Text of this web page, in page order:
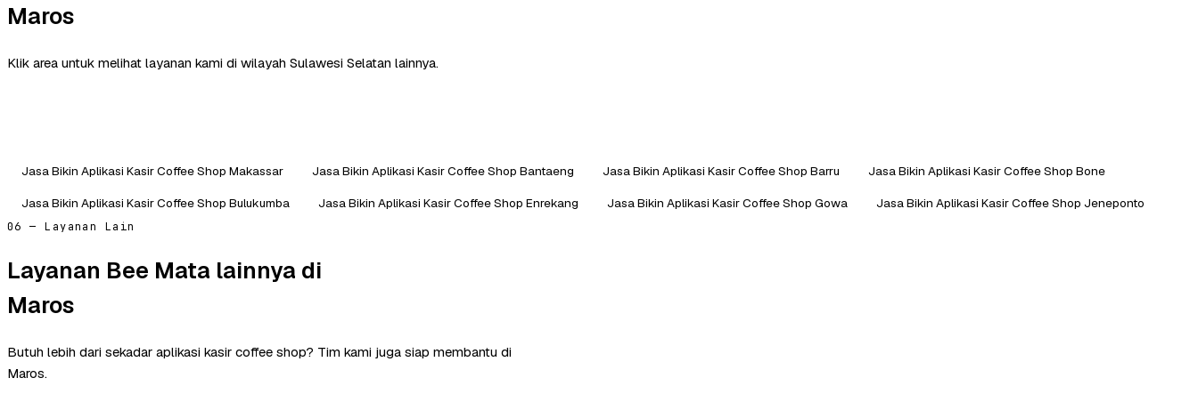
Maros
Klik area untuk melihat layanan kami di wilayah Sulawesi Selatan lainnya.
Jasa Bikin Aplikasi Kasir Coffee Shop Makassar Jasa Bikin Aplikasi Kasir Coffee Shop Bantaeng Jasa Bikin Aplikasi Kasir Coffee Shop Barru
Jasa Bikin Aplikasi Kasir Coffee Shop Bone
Jasa Bikin Aplikasi Kasir Coffee Shop Bulukumba
Jasa Bikin Aplikasi Kasir Coffee Shop Enrekang Jasa Bikin Aplikasi Kasir Coffee Shop Gowa Jasa Bikin Aplikasi Kasir Coffee Shop Jeneponto
06 — Layanan Lain
Layanan Bee Mata lainnya di
Maros
Butuh lebih dari sekadar aplikasi kasir coffee shop? Tim kami juga siap membantu di
Maros.